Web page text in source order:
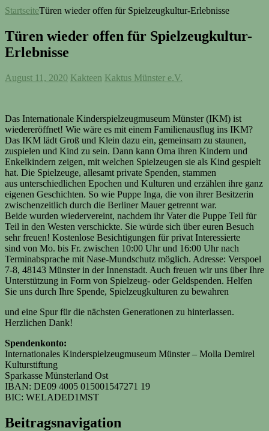
StartseiteTüren wieder offen für Spielzeugkultur-Erlebnisse
Türen wieder offen für Spielzeugkultur-
Erlebnisse
August 11, 2020 Kakteen Kaktus Münster e.V.
Das Internationale Kinderspielzeugmuseum Münster (IKM) ist
wiedereröffnet! Wie wäre es mit einem Familienausflug ins IKM?
Das IKM lädt Groß und Klein dazu ein, gemeinsam zu staunen,
zuspielen und Kind zu sein. Dann kann Oma ihren Kindern und
Enkelkindern zeigen, mit welchen Spielzeugen sie als Kind gespielt
hat. Die Spielzeuge, allesamt private Spenden, stammen
aus unterschiedlichen Epochen und Kulturen und erzählen ihre ganz
eigenen Geschichten. So wie Puppe Inga, die von ihrer Besitzerin
zwischenzeitlich durch die Berliner Mauer getrennt war.
Beide wurden wiedervereint, nachdem ihr Vater die Puppe Teil für
Teil in den Westen verschickte. Sie würde sich über euren Besuch
sehr freuen! Kostenlose Besichtigungen für privat Interessierte
sind von Mo. bis Fr. zwischen 10:00 Uhr und 16:00 Uhr nach
Terminabsprache mit Nase-Mundschutz möglich. Adresse: Verspoel
7-8, 48143 Münster in der Innenstadt. Auch freuen wir uns über Ihre
Unterstützung in Form von Spielzeug- oder Geldspenden. Helfen
Sie uns durch Ihre Spende, Spielzeugkulturen zu bewahren
und eine Spur für die nächsten Generationen zu hinterlassen.
Herzlichen Dank!
Spendenkonto:
Internationales Kinderspielzeugmuseum Münster – Molla Demirel
Kulturstiftung
Sparkasse Münsterland Ost
IBAN: DE09 4005 015001547271 19
BIC: WELADED1MST
Beitragsnavigation